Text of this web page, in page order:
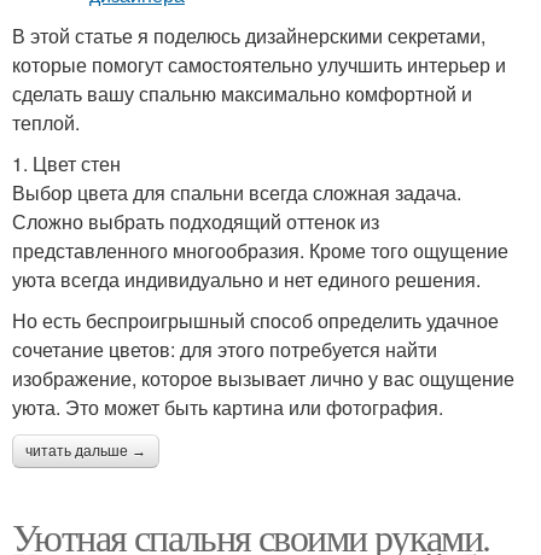
В этой статье я поделюсь дизайнерскими секретами,
которые помогут самостоятельно улучшить интерьер и
сделать вашу спальню максимально комфортной и
теплой.
1. Цвет стен
Выбор цвета для спальни всегда сложная задача.
Сложно выбрать подходящий оттенок из
представленного многообразия. Кроме того ощущение
уюта всегда индивидуально и нет единого решения.
Но есть беспроигрышный способ определить удачное
сочетание цветов: для этого потребуется найти
изображение, которое вызывает лично у вас ощущение
уюта. Это может быть картина или фотография.
читать дальше →
Уютная спальня своими руками.